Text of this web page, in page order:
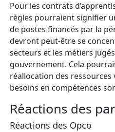
Pour les contrats
règles pourraient signifier
de postes financés par la
devront peut-être se
secteurs et les métiers
gouvernement. Cela
réallocation des ressources
besoins en compétences
Réactions des
Réactions des Opco